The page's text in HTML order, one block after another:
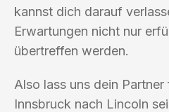
kannst dich darauf
Erwartungen nicht nur
übertreffen werden.
Also lass uns dein
Innsbruck nach Lincoln